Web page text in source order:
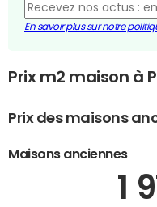
En savoir plus sur notre
Prix m2 maison à
Prix des maisons
Maisons anciennes
1